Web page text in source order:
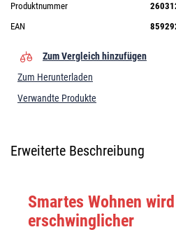
Produktnummer
EAN
Zum Vergleich hinzufügen
Zum Herunterladen
Verwandte Produkte
Erweiterte Beschreibung
Smartes Wohnen
erschwinglicher